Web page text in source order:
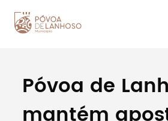
Procurar
Póvoa de